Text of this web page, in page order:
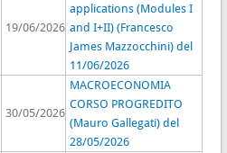
19/06/2026
applications (Modules I
and I+II) (Francesco
James Mazzocchini) del
11/06/2026
30/05/2026
MACROECONOMIA
CORSO PROGREDITO
(Mauro Gallegati) del
28/05/2026